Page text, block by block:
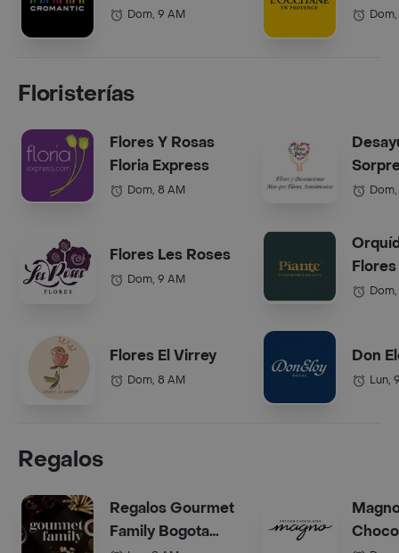
Dom, 9 AM Dom,
Floristerías
Flores Y Rosas
Floria Express
Dom, 8 AM
Flores Les Roses
Dom, 9 AM
Flores El Virrey
Dom, 8 AM
Don
Lun,
Regalos
Regalos Gourmet
Family Bogota